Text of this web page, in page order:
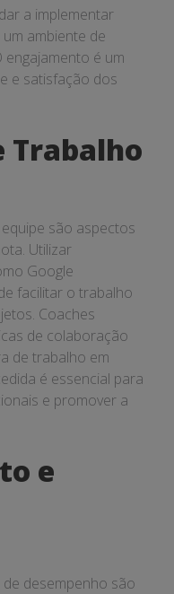
a implementar
ambiente de
é um
e satisfação dos
Trabalho
são aspectos
Utilizar
Google
facilitar o trabalho
Coaches
de colaboração
de trabalho em
é essencial para
e promover a
e
desempenho são